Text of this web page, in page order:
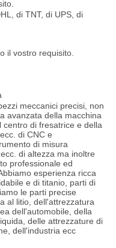
di TNT, di UPS, di
il vostro requisito.
meccanici precisi, non
avanzata della macchina
centro di fresatrice e della
di CNC e
di misura
di altezza ma inoltre
professionale ed
esperienza ricca
e di titanio, parti di
le parti precise
al litio, dell'attrezzatura
dell'automobile, della
delle attrezzature di
dell'industria ecc